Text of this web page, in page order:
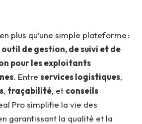
plus qu’une simple plateforme :
de gestion, de suivi et de
pour les exploitants
. Entre services logistiques,
, traçabilité, et conseils
Pro simplifie la vie des
garantissant la qualité et la